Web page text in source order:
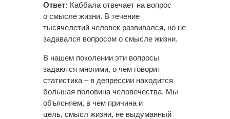
Ответ: Каббала отвечает на вопрос
о смысле жизни. В течение
тысячелетий человек развивался, но не
задавался вопросом о смысле жизни.
В нашем поколении эти вопросы
задаются многими, о чем говорит
статистика – в депрессии находится
большая половина человечества. Мы
объясняем, в чем причина и
цель, смысл жизни, не выдуманный